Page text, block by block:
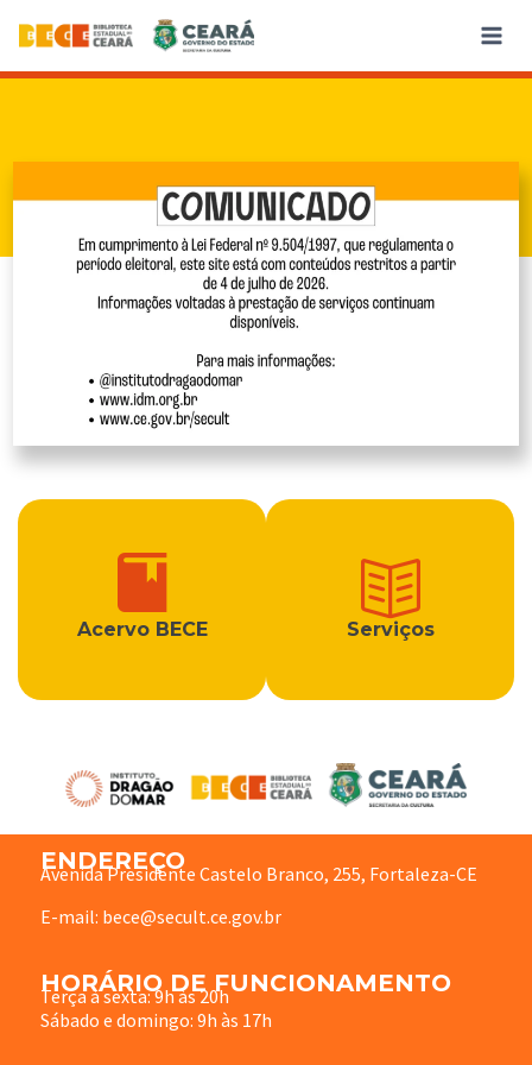
Acervo BECE Serviços
ENDEREÇO
Avenida Presidente Castelo Branco, 255, Fortaleza-CE
E-mail: bece@secult.ce.gov.br
HORÁRIO DE FUNCIONAMENTO
Terça à sexta: 9h às 20h
Sábado e domingo: 9h às 17h